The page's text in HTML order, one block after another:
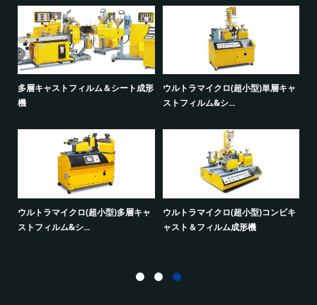
多層キャストフィルム＆シート成形
機
ウルトラマイクロ(超小型)単層キャ
ストフィルム&シ...
ウルトラマイクロ(超小型)多層キャ
ストフィルム&シ...
ウルトラマイクロ(超小型)コンビキ
ャスト＆フィルム成形機